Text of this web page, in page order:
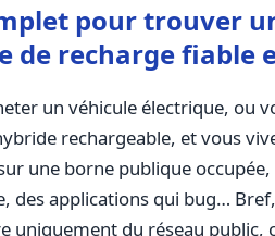
pour trouver
de recharge fiable
un véhicule électrique, ou
rechargeable, et vous
une borne publique
des applications qui bug…
uniquement du réseau public,